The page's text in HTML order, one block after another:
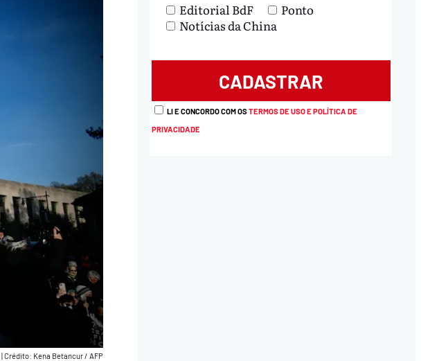
|Crédito: Kena Betancur / AFP
Editorial BdF
Ponto
Notícias da China
LI E CONCORDO COM OSTERMOS DE USO E POLÍTICA DE
PRIVACIDADE